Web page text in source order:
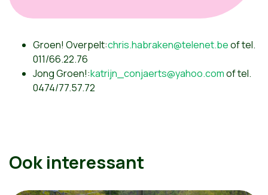
Groen! Overpelt:chris.habraken@telenet.beof tel.
011/66.22.76
Jong Groen!:katrijn_conjaerts@yahoo.comof tel.
0474/77.57.72
Ook interessant